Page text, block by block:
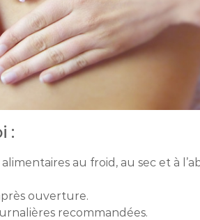
:
au froid, au sec et à
ouverture.
recommandées.